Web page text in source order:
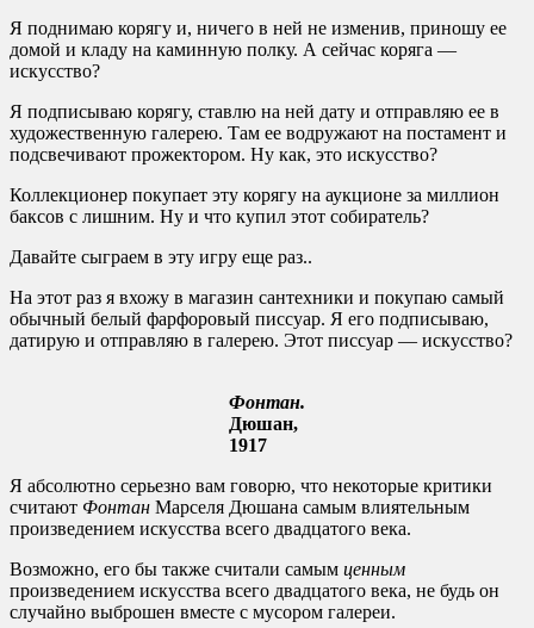
Я поднимаю корягу и, ничего в ней не изменив, приношу ее
домой и кладу на каминную полку. А сейчас коряга —
искусство?
Я подписываю корягу, ставлю на ней дату и отправляю ее в
художественную галерею. Там ее водружают на постамент и
подсвечивают прожектором. Ну как, это искусство?
Коллекционер покупает эту корягу на аукционе за миллион
баксов с лишним. Ну и что купил этот собиратель?
Давайте сыграем в эту игру еще раз..
На этот раз я вхожу в магазин сантехники и покупаю самый
обычный белый фарфоровый писсуар. Я его подписываю,
датирую и отправляю в галерею. Этот писсуар — искусство?
Фонтан.
Дюшан,
1917
Я абсолютно серьезно вам говорю, что некоторые критики
считают Фонтан Марселя Дюшана самым влиятельным
произведением искусства всего двадцатого века.
Возможно, его бы также считали самым ценным
произведением искусства всего двадцатого века, не будь он
случайно выброшен вместе с мусором галереи.